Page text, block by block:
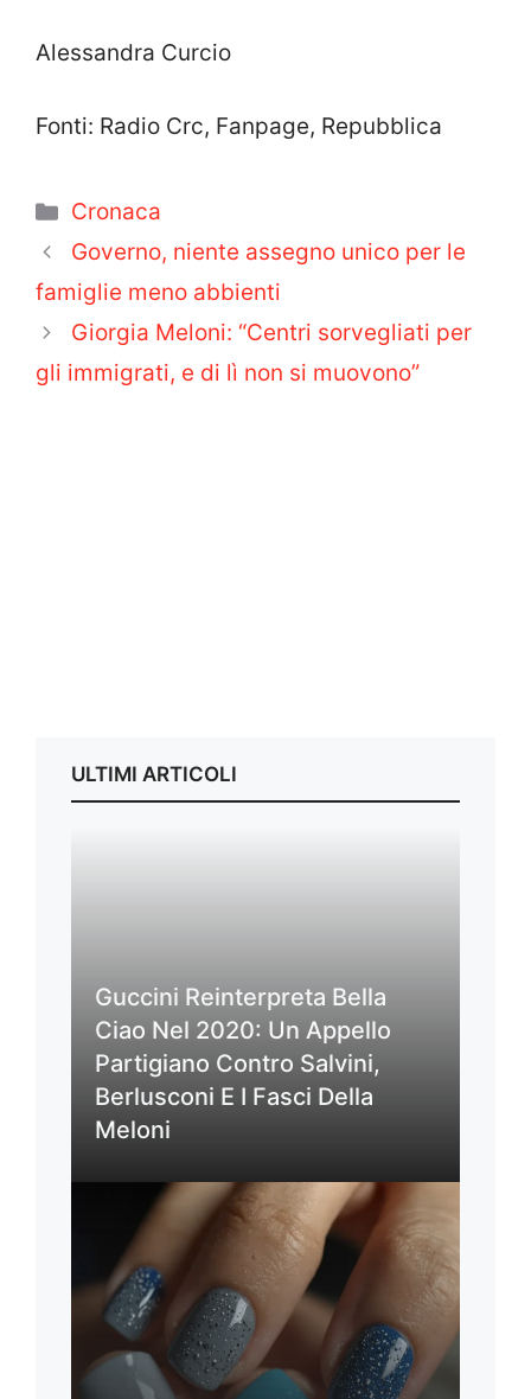
Alessandra Curcio
Fonti: Radio Crc, Fanpage, Repubblica
Categorie
Cronaca
Governo, niente assegno unico per le
famiglie meno abbienti
Giorgia Meloni: “Centri sorvegliati per
gli immigrati, e di lì non si muovono”
ULTIMI ARTICOLI
Guccini Reinterpreta Bella
Ciao Nel 2020: Un Appello
Partigiano Contro Salvini,
Berlusconi E I Fasci Della
Meloni